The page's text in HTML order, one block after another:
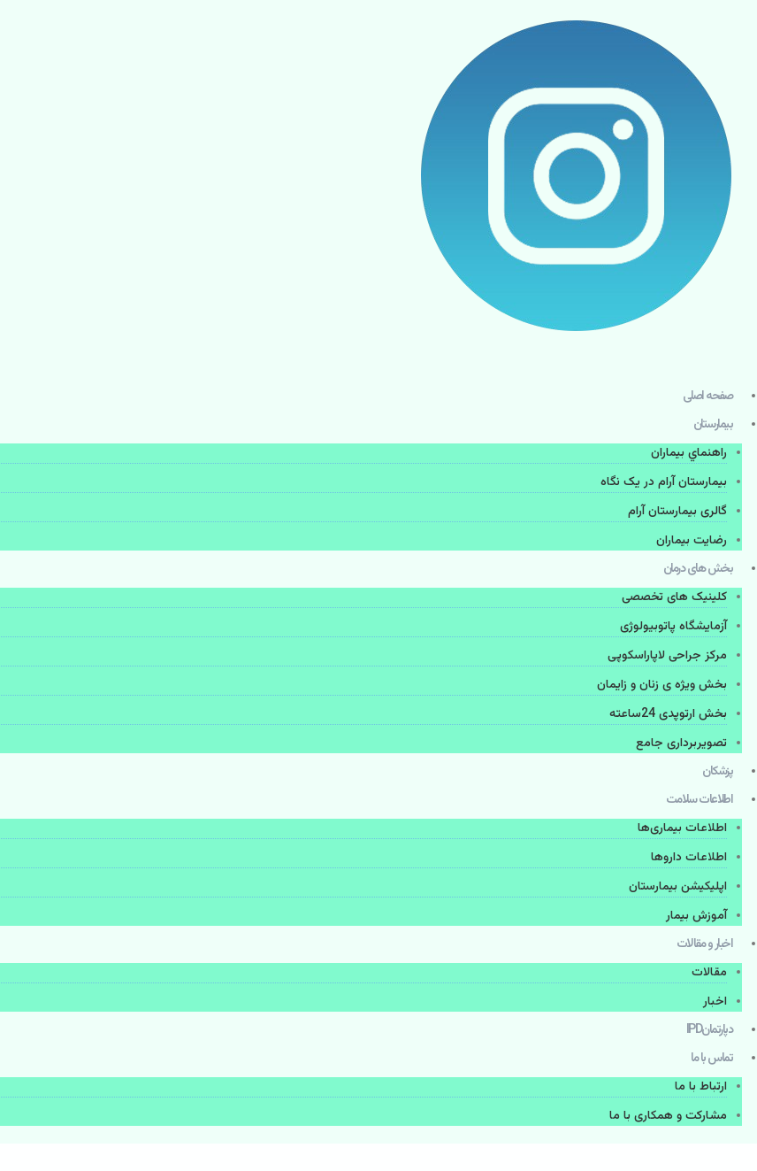
صفحه اصلی
بيمارستان
راهنماي بیماران
بیمارستان آرام در یک نگاه
گالری بیمارستان آرام
رضایت بیماران
بخش های درمان
کلینیک های تخصصی
آزمایشگاه پاتوبیولوژی
مرکز جراحی لاپاراسکوپی
بخش ویژه ی زنان و زایمان
بخش ارتوپدی 24ساعته
تصویربرداری جامع
پزشكان
اطلاعات سلامت
اطلاعات بیماری‌ها
اطلاعات دارو‌ها
اپليكيشن بيمارستان
آموزش بیمار
اخبار و مقالات
مقالات
اخبار
دپارتمانIPD
تماس با ما
ارتباط با ما
مشاركت و همكاری با ما